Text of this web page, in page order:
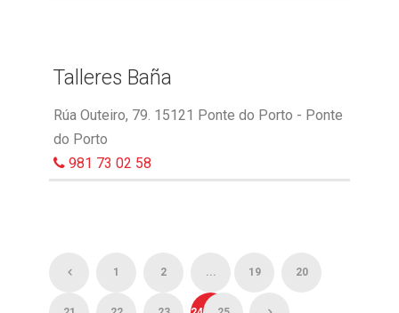
Talleres Baña
Rúa Outeiro, 79. 15121 Ponte do Porto - Ponte
do Porto
981 73 02 58
1 2 ... 19 20